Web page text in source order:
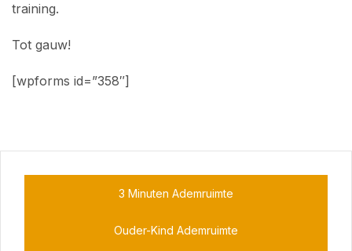
training.
Tot gauw!
[wpforms id=”358″]
3 Minuten Ademruimte
Ouder-Kind Ademruimte